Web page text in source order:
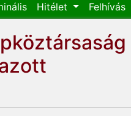
Hitélet Felhívás